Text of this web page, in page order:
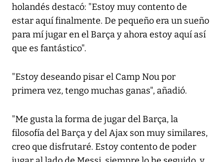
holandés destacó: "Estoy muy contento de
estar aquí finalmente. De pequeño era un sueño
para mí jugar en el Barça y ahora estoy aquí así
que es fantástico".
"Estoy deseando pisar el Camp Nou por
primera vez, tengo muchas ganas", añadió.
"Me gusta la forma de jugar del Barça, la
filosofía del Barça y del Ajax son muy similares,
creo que disfrutaré. Estoy contento de poder